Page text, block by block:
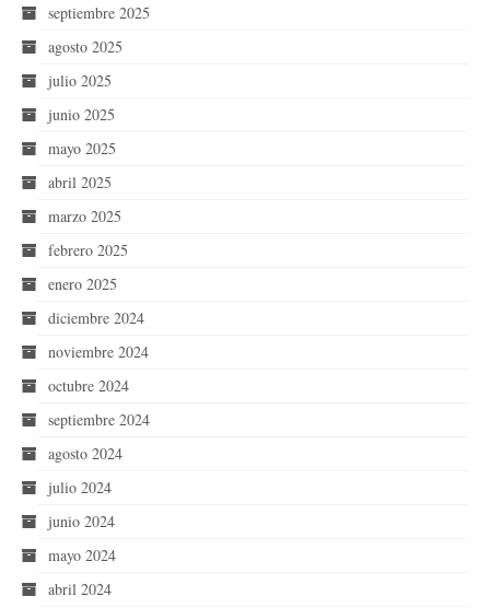
septiembre 2025
agosto 2025
julio 2025
junio 2025
mayo 2025
abril 2025
marzo 2025
febrero 2025
enero 2025
diciembre 2024
noviembre 2024
octubre 2024
septiembre 2024
agosto 2024
julio 2024
junio 2024
mayo 2024
abril 2024